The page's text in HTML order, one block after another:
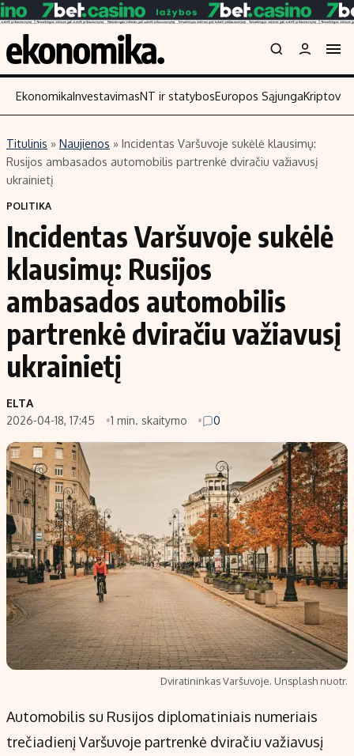
Turinys
Naujienos
Aplinka
Verslas
Energetika
Politika
NT ir statybos
Skaitykite
Žemės ūkis
Technologijos
Populiarios temos
Investavimas
Akcijų rinka
Saulės elektrinės
Kriptovaliutos
Infliacija
Migracija
Nedarbo išmokos skaičiuoklė
Indėliai
Indėlių skaičiuoklė
Būsto finansai
Įdomios naujienos
Redakcija
Apie mus
Redakcijos politika
Privatumo politika
Kontaktai
Regionų naujienos
EkonomikaInvestavimasNT ir statybosEuropos Sąjunga
Titulinis » Naujienos » Incidentas Varšuvoje sukėlė klausimų:
Rusijos ambasados automobilis partrenkė dviračiu važiavusį
ukrainietį
POLITIKA
Incidentas Varšuvoje sukėlė
klausimų: Rusijos
ambasados automobilis
partrenkė dviračiu važiavusį
ukrainietį
ELTA
2026-04-18, 17:45
1 min. skaitymo 0
Dviratininkas Varšuvoje. Unsplash nuotr.
Automobilis su Rusijos diplomatiniais numeriais
trečiadienį Varšuvoje partrenkė dviračiu važiavusį